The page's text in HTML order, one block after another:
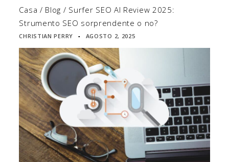
Casa / Blog / Surfer SEO AI Review 2025:
Strumento SEO sorprendente o no?
CHRISTIAN PERRY ▪ AGOSTO 2, 2025